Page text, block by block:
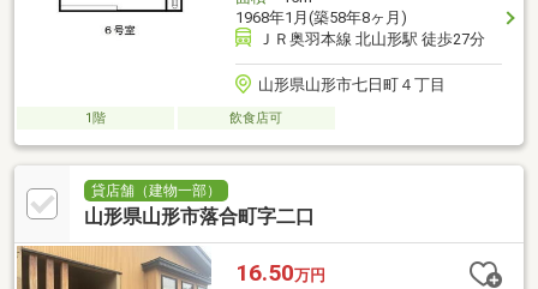
1968年1月(築58年8ヶ月)
ＪＲ奥羽本線 北山形駅 徒歩27分
山形県山形市七日町４丁目
1階 飲食店可
貸店舗（建物一部）
山形県山形市落合町字二口
16.50万円